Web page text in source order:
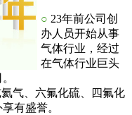
○ 23年前公司创
办人员开始从事
气体行业，经过
在气体行业巨头
气、六氟化硫、四氟化
有盛誉。